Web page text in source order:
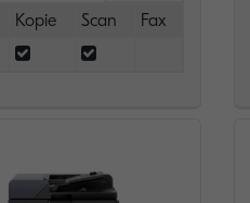
Kopie Scan Fax